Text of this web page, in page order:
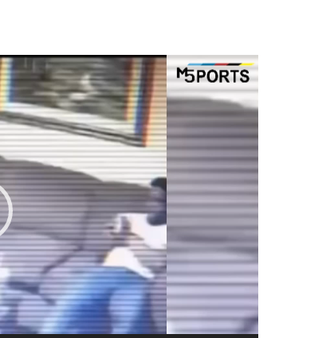
sobre
M5PORTS
Sobre Nós
Anuncie
Contato
Transparência Editorial
Termos de Serviços
RSS